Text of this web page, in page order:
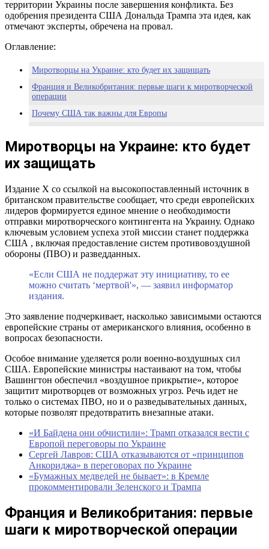
территории Украины после завершения конфликта. Без
одобрения президента США Дональда Трампа эта идея, как
отмечают эксперты, обречена на провал.
Оглавление:
Миротворцы на Украине: кто будет их защищать
Франция и Великобритания: первые шаги к миротворческой
операции
Почему США так важны для Европы
Заключение: время для решений
Миротворцы на Украине: кто будет
их защищать
Издание Х со ссылкой на высокопоставленный источник в
британском правительстве сообщает, что среди европейских
лидеров формируется единое мнение о необходимости
отправки миротворческого контингента на Украину. Однако
ключевым условием успеха этой миссии станет поддержка
США , включая предоставление систем противовоздушной
обороны (ПВО) и разведданных.
«Если США не поддержат эту инициативу, то ее
можно считать ‘мертвой'», — заявил информатор
издания.
Это заявление подчеркивает, насколько зависимыми остаются
европейские страны от американского влияния, особенно в
вопросах безопасности.
Особое внимание уделяется роли военно-воздушных сил
США. Европейские министры настаивают на том, чтобы
Вашингтон обеспечил «воздушное прикрытие», которое
защитит миротворцев от возможных угроз. Речь идет не
только о системах ПВО, но и о разведывательных данных,
которые позволят предотвратить внезапные атаки.
«И Байдена они обчистили»: Трамп отказался вести с
Европой переговоры по Украине
Сергей Лавров: США отказываются от «принципов
Анкориджа» в переговорах по Украине
«Бумажных медведей не бывает»: в Кремле
прокомментировали Зеленского и Трампа
Франция и Великобритания: первые
шаги к миротворческой операции